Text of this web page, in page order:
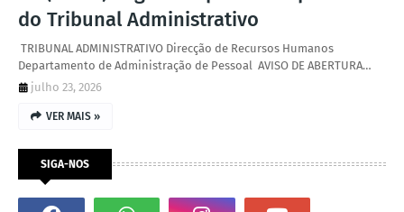
do Tribunal Administrativo
‎ ‎TRIBUNAL ADMINISTRATIVO ‎Direcção de Recursos Humanos
‎Departamento de Administração de Pessoal ‎ ‎AVISO DE ABERTURA…
julho 23, 2026
VER MAIS »
SIGA-NOS